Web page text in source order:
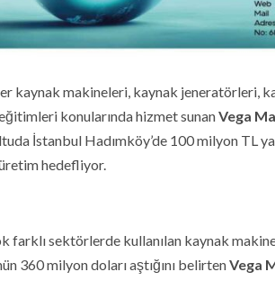
kaynak makineleri, kaynak jeneratörleri,
konularında hizmet sunanVega
İstanbul Hadımköy’de 100 milyon TL
hedefliyor.
farklı sektörlerde kullanılan kaynak
360 milyon doları aştığını belirtenVega